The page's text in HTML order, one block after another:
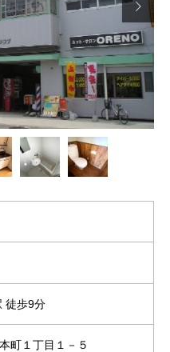

徒歩9分
町１丁目１－５